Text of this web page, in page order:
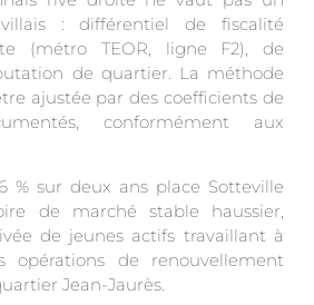
: différentiel de fiscalité
(métro TEOR, ligne F2), de
de quartier. La méthode
ajustée par des coefficients de
conformément aux
% sur deux ans place Sotteville
de marché stable haussier,
de jeunes actifs travaillant à
de renouvellement
Jean-Jaurès.